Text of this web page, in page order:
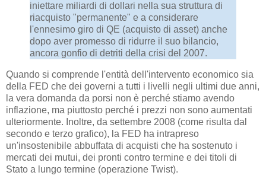
iniettare miliardi di dollari nella sua struttura di
riacquisto "permanente" e a considerare
l'ennesimo giro di QE (acquisto di asset) anche
dopo aver promesso di ridurre il suo bilancio,
ancora gonfio di detriti della crisi del 2007.
Quando si comprende l'entità dell'intervento economico sia
della FED che dei governi a tutti i livelli negli ultimi due anni,
la vera domanda da porsi non è perché stiamo avendo
inflazione, ma piuttosto perché i prezzi non sono aumentati
ulteriormente. Inoltre, da settembre 2008 (come risulta dal
secondo e terzo grafico), la FED ha intrapreso
un'insostenibile abbuffata di acquisti che ha sostenuto i
mercati dei mutui, dei pronti contro termine e dei titoli di
Stato a lungo termine (operazione Twist).